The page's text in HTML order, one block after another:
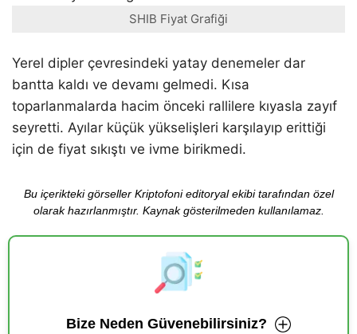
SHIB Fiyat Grafiği
Yerel dipler çevresindeki yatay denemeler dar
bantta kaldı ve devamı gelmedi. Kısa
toparlanmalarda hacim önceki rallilere kıyasla zayıf
seyretti. Ayılar küçük yükselişleri karşılayıp erittiği
için de fiyat sıkıştı ve ivme birikmedi.
Bu içerikteki görseller Kriptofoni editoryal ekibi tarafından özel
olarak hazırlanmıştır. Kaynak gösterilmeden kullanılamaz.
Bize Neden Güvenebilirsiniz?